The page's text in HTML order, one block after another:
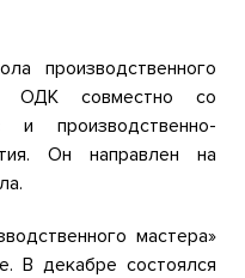
производственного
ОДК совместно со
и производственно-
Он направлен на
мастера»
В декабре состоялся